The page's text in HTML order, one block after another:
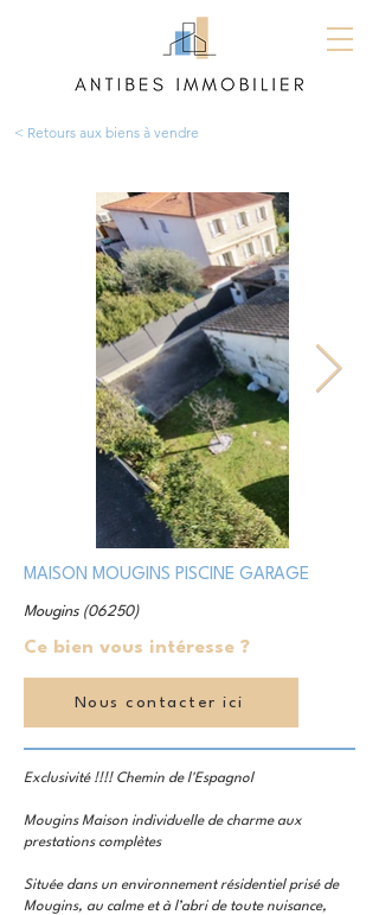
< Retours aux biens à vendre
MAISON MOUGINS PISCINE GARAGE
Mougins (06250)
Ce bien vous intéresse ?
Nous contacter ici
Exclusivité !!!! Chemin de l'Espagnol
Mougins Maison individuelle de charme aux
prestations complètes
Située dans un environnement résidentiel prisé de
Mougins, au calme et à l’abri de toute nuisance,